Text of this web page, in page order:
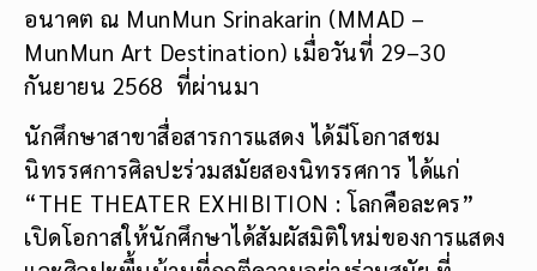
อนาคต ณ MunMun Srinakarin (MMAD –
MunMun Art Destination) เมื่อวันที่ 29–30
กันยายน 2568 ที่ผ่านมา
นักศึกษาสาขาสื่อสารการแสดง ได้มีโอกาสชม
นิทรรศการศิลปะร่วมสมัยสองนิทรรศการ ได้แก่
“THE THEATER EXHIBITION : โลกคือละคร”
เปิดโอกาสให้นักศึกษาได้สัมผัสมิติใหม่ของการแสดง